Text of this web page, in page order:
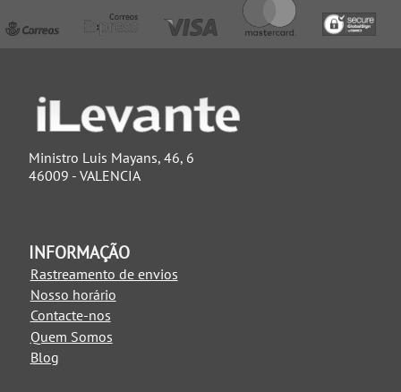
Ministro Luis Mayans, 46, 6
46009 - VALENCIA
INFORMAÇÃO
Rastreamento de envios
Nosso horário
Contacte-nos
Quem Somos
Blog